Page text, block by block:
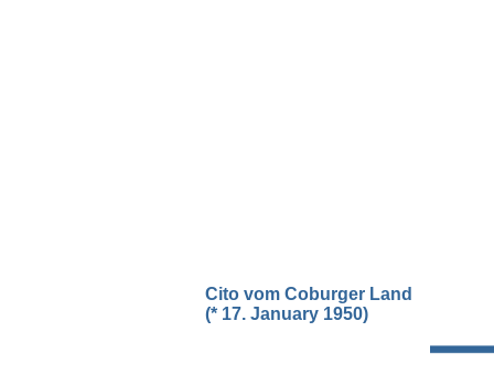
Cito vom Coburger Land
(* 17. January 1950)